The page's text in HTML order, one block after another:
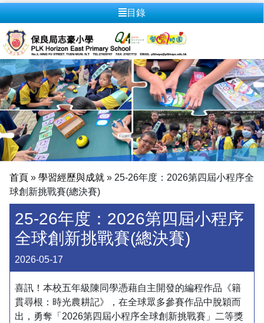
目錄
首頁 » 學習經歷與成就 » 25-26年度：2026第四屆小程序全
球創新挑戰賽(總決賽)
25-26年度：2026第四屆小程序
全球創新挑戰賽(總決賽)
2026-05-17
喜訊！本校五年級陳同學憑藉自主開發的編程作品《籍
貫尋根：時光農耕記》，在全球眾多參賽作品中脫穎而
出，勇奪「2026第四屆小程序全球創新挑戰賽」二等獎